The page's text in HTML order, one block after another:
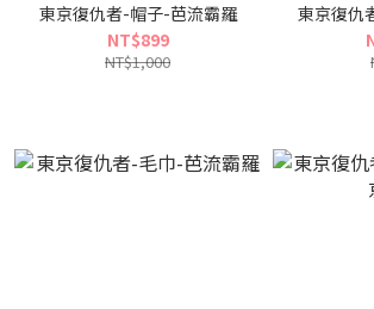
東京復仇者-帽子-芭流霸羅
NT$899
NT$1,000
東京復仇